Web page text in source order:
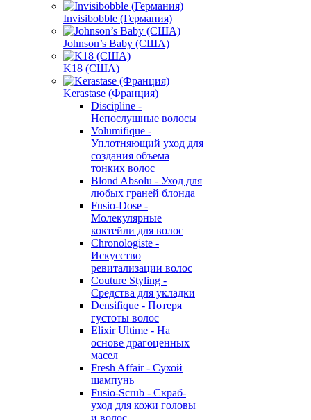
Invisibobble (Германия)
Johnson’s Baby (США)
K18 (США)
Kerastase (Франция)
Discipline -
Непослушные волосы
Volumifique -
Уплотняющий уход для
создания объема
тонких волос
Blond Absolu - Уход для
любых граней блонда
Fusio-Dose -
Молекулярные
коктейли для волос
Chronologiste -
Искусство
ревитализации волос
Couture Styling -
Средства для укладки
Densifique - Потеря
густоты волос
Elixir Ultime - На
основе драгоценных
масел
Fresh Affair - Сухой
шампунь
Fusio-Scrub - Скраб-
уход для кожи головы
и волос